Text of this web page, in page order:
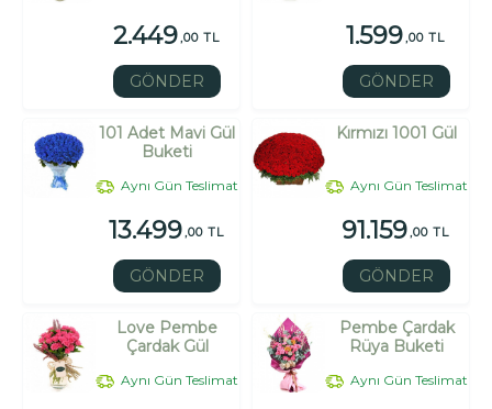
2.449,00 TL
GÖNDER
1.599,00 TL
GÖNDER
101 Adet Mavi Gül
Buketi
Aynı Gün Teslimat
13.499,00 TL
GÖNDER
Kırmızı 1001 Gül
Aynı Gün Teslimat
91.159,00 TL
GÖNDER
Love Pembe
Çardak Gül
Aynı Gün Teslimat
Pembe Çardak
Rüya Buketi
Aynı Gün Teslimat